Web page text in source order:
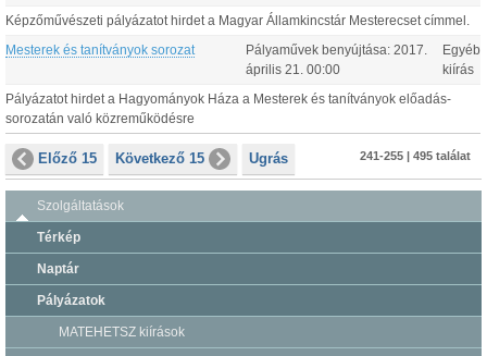
Képzőművészeti pályázatot hirdet a Magyar Államkincstár Mesterecset címmel.
Mesterek és tanítványok sorozat Pályaművek benyújtása: 2017.
április 21 00:00
Egyéb
kiírás
Pályázatot hirdet a Hagyományok Háza a Mesterek és tanítványok előadás-
sorozatán való közreműködésre
Előző 15 Következő 15 Ugrás 241-255 | 495 találat
Szolgáltatások
Térkép
Naptár
Pályázatok
MATEHETSZ kiírások